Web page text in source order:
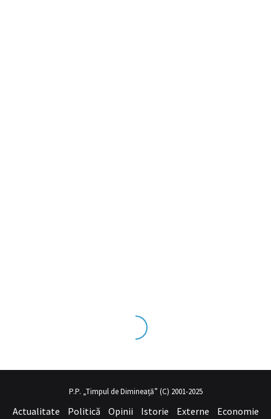
tecrübesinin ve üstsex izleseviye olduğu dışarıdan
P.P. „Timpul de Dimineață” (C) 2001-2025
Actualitate Politică Opinii Istorie Externe Economie